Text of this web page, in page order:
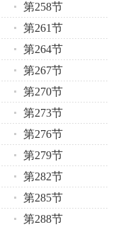
第258节
第261节
第264节
第267节
第270节
第273节
第276节
第279节
第282节
第285节
第288节